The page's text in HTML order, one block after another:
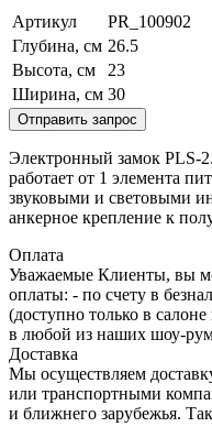
Артикул
PR_100902
Глубина, см 26.5
Высота, см
23
Ширина, см 30
Отправить запрос
Электронный замок PLS-
работает от 1 элемента
звуковыми и световыми
анкерное крепление к
Оплата
Уважаемые Клиенты, вы
оплаты: - по счету в
(доступно только в
в любой из наших шоу-
Доставка
Мы осуществляем
или транспортными
и ближнего зарубежья.